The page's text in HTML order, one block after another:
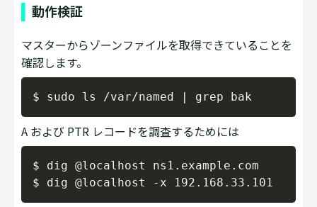
動作検証
マスターからゾーンファイルを取得できていることを
確認します。
A および PTR レコードを調査するためには
$ dig @localhost ns1.example.com